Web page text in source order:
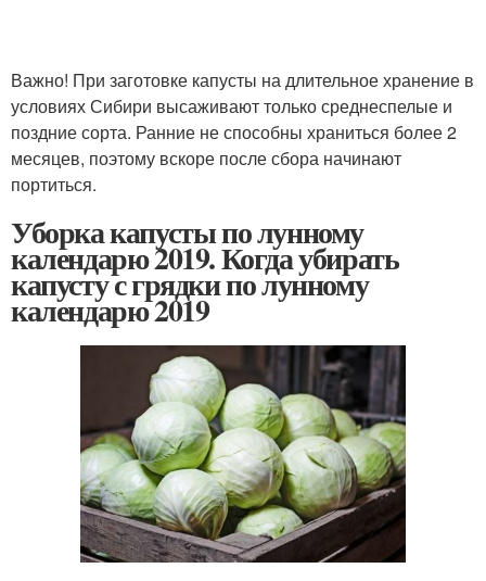
Важно! При заготовке капусты на длительное хранение в
условиях Сибири высаживают только среднеспелые и
поздние сорта. Ранние не способны храниться более 2
месяцев, поэтому вскоре после сбора начинают
портиться.
Уборка капусты по лунному
календарю 2019. Когда убирать
капусту с грядки по лунному
календарю 2019